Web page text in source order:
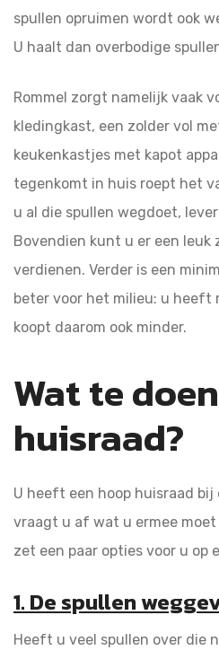
spullen opruimen wordt ook
U haalt dan overbodige
Rommel zorgt namelijk vaak
kledingkast, een zolder vol
keukenkastjes met kapot
tegenkomt in huis roept het
u al die spullen wegdoet,
Bovendien kunt u er een leuk
verdienen. Verder is een
beter voor het milieu: u heeft
koopt daarom ook minder.
Wat te
huisraad?
U heeft een hoop huisraad bij
vraagt u af wat u ermee moet
zet een paar opties voor u op
1. De spullen
Heeft u veel spullen over die